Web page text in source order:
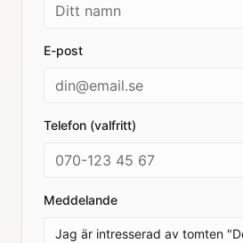
E-post
Telefon (valfritt)
Meddelande